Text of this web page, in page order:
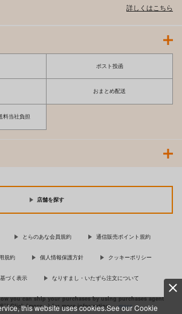
this website uses cookies.See our Cookie
詳しくはこちら
ポスト投函
おまとめ配送
料当社負担
店舗を探す
とらのあな会員規約 通信販売ポイント規約
規約 個人情報保護方針 クッキーポリシー
づく表示 なりすまし・いたずら注文について
you can ship your purchases by using purchases agent
Click {more…} for more information …more